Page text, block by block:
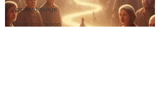
apprentissage
émotion, raison